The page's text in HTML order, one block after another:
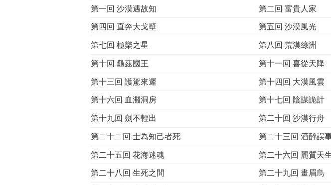
第一回 沙漠遇故知 第二回 富貴人家
第四回 直奔大戈壁 第五回 沙漠風光
第七回 極樂之星 第八回 荒漠綠洲
第十回 龜茲國王 第十一回 喜從天降
第十三回 護駕來遲 第十四回 大漠風雲
第十六回 血濺洞房 第十七回 陰謀詭計
第十九回 劍不輕出 第二十回 沙漠行舟
第二十二回 士為知己者死 第二十三回 酒醉誤
第二十五回 花海迷魂 第二十六回 麗質天
第二十八回 生死之間 第二十九回 畫眉鳥